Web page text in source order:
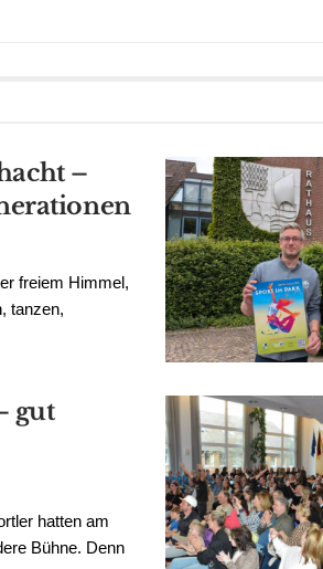
–
freiem Himmel,
tanzen,
gut
hatten am
Bühne. Denn